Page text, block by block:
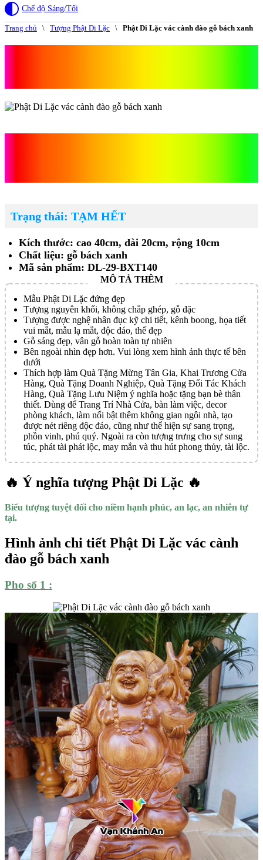
Chế độ Sáng/Tối
Trang chủ \ Tượng Phật Di Lặc \ Phật Di Lặc vác cành đào gỗ bách xanh
Trạng thái: TẠM HẾT
Kích thước: cao 40cm, dài 20cm, rộng 10cm
Chất liệu: gỗ bách xanh
Mã sản phẩm: DL-29-BXT140
Mẫu Phật Di Lặc đứng đẹp
Tượng nguyên khối, không chắp ghép, gỗ đặc
Tượng được nghệ nhân đục kỹ chi tiết, kênh boong, họa tiết
vui mắt, mẫu lạ mắt, độc đáo, thế đẹp
Gỗ sáng đẹp, vân gỗ hoàn toàn tự nhiên
Bên ngoài nhìn đẹp hơn. Vui lòng xem hình ảnh thực tế bên
dưới
Thích hợp làm Quà Tặng Mừng Tân Gia, Khai Trương Cửa
Hàng, Quà Tặng Doanh Nghiệp, Quà Tặng Đối Tác Khách
Hàng, Quà Tặng Lưu Niệm ý nghĩa hoặc tặng bạn bè thân
thiết. Dùng để Trang Trí Nhà Cửa, bàn làm việc, decor
phòng khách, làm nổi bật thêm không gian ngôi nhà, tạo
được nét riêng độc đáo, cũng như thể hiện sự sang trọng,
phồn vinh, phú quý. Ngoài ra còn tượng trưng cho sự sung
túc, phát tài phát lộc, may mắn và thu hút phong thủy, tài lộc.
🔥 Ý nghĩa tượng Phật Di Lặc 🔥
Biểu tượng tuyệt đối cho niềm hạnh phúc, an lạc, an nhiên tự
tại.
Hình ảnh chi tiết Phật Di Lặc vác cành
đào gỗ bách xanh
Pho số 1 :